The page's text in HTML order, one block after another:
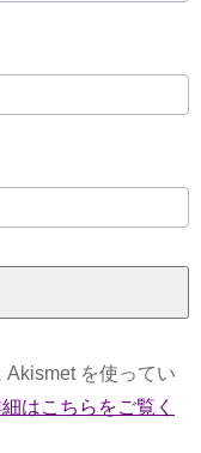
Akismet を使ってい
はこちらをご覧く